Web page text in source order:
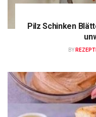
Pilz Schinken
BY